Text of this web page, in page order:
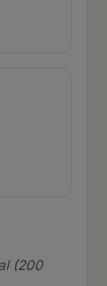
(200